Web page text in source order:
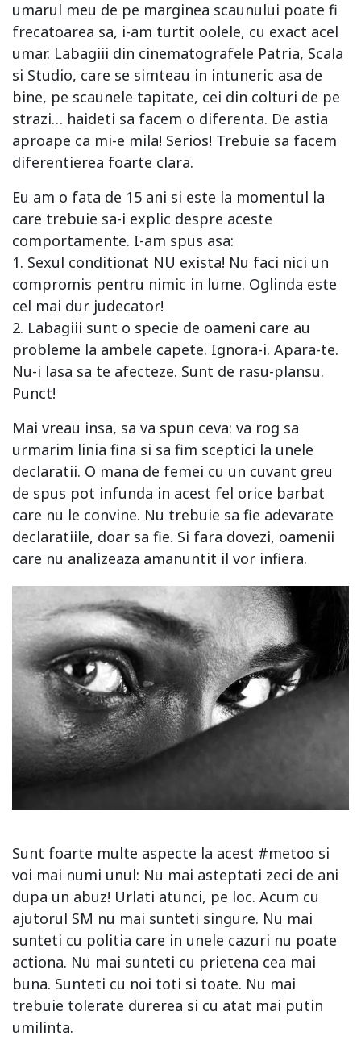
umarul meu de pe marginea scaunului poate fi
frecatoarea sa, i-am turtit oolele, cu exact acel
umar. Labagiii din cinematografele Patria, Scala
si Studio, care se simteau in intuneric asa de
bine, pe scaunele tapitate, cei din colturi de pe
strazi… haideti sa facem o diferenta. De astia
aproape ca mi-e mila! Serios! Trebuie sa facem
diferentierea foarte clara.
Eu am o fata de 15 ani si este la momentul la
care trebuie sa-i explic despre aceste
comportamente. I-am spus asa:
1. Sexul conditionat NU exista! Nu faci nici un
compromis pentru nimic in lume. Oglinda este
cel mai dur judecator!
2. Labagiii sunt o specie de oameni care au
probleme la ambele capete. Ignora-i. Apara-te.
Nu-i lasa sa te afecteze. Sunt de rasu-plansu.
Punct!
Mai vreau insa, sa va spun ceva: va rog sa
urmarim linia fina si sa fim sceptici la unele
declaratii. O mana de femei cu un cuvant greu
de spus pot infunda in acest fel orice barbat
care nu le convine. Nu trebuie sa fie adevarate
declaratiile, doar sa fie. Si fara dovezi, oamenii
care nu analizeaza amanuntit il vor infiera.
Sunt foarte multe aspecte la acest #metoo si
voi mai numi unul: Nu mai asteptati zeci de ani
dupa un abuz! Urlati atunci, pe loc. Acum cu
ajutorul SM nu mai sunteti singure. Nu mai
sunteti cu politia care in unele cazuri nu poate
actiona. Nu mai sunteti cu prietena cea mai
buna. Sunteti cu noi toti si toate. Nu mai
trebuie tolerate durerea si cu atat mai putin
umilinta.